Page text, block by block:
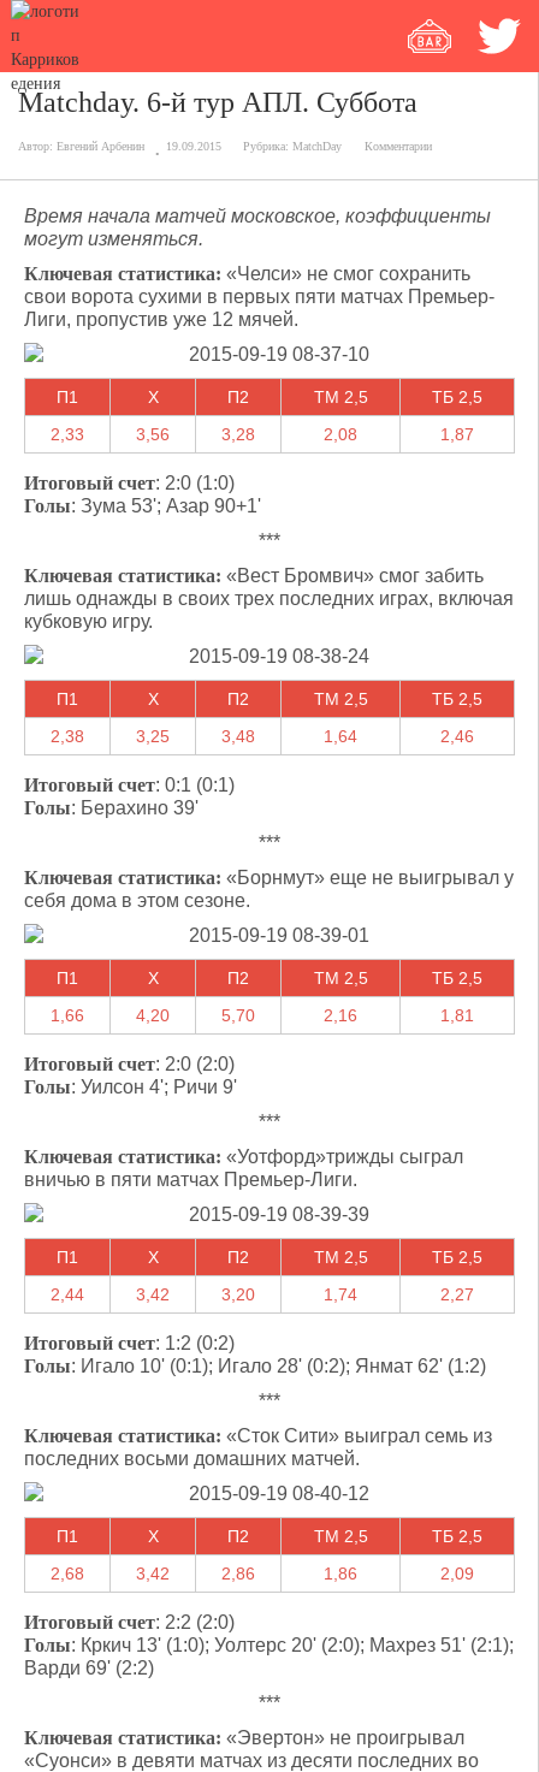
Matchday. 6-й тур АПЛ. Суббота
Автор: Евгений Арбенин 19.09.2015 Рубрика: MatchDay Комментарии
Время начала матчей московское, коэффициенты
могут изменяться.
Ключевая статистика: «Челси» не смог сохранить
свои ворота сухими в первых пяти матчах Премьер-
Лиги, пропустив уже 12 мячей.
П1 X П2 ТМ 2,5
ТБ 2,5
2,33
3,56 3,28 2,08 1,87
Итоговый счет: 2:0 (1:0)
Голы: Зума 53'; Азар 90+1'
***
Ключевая статистика: «Вест Бромвич» смог забить
лишь однажды в своих трех последних играх, включая
кубковую игру.
П1 X П2 ТМ 2,5
ТБ 2,5
2,38
3,25 3,48 1,64 2,46
Итоговый счет: 0:1 (0:1)
Голы: Берахино 39'
***
Ключевая статистика: «Борнмут» еще не выигрывал у
себя дома в этом сезоне.
П1 X П2 ТМ 2,5
ТБ 2,5
1,66
4,20 5,70 2,16 1,81
Итоговый счет: 2:0 (2:0)
Голы: Уилсон 4'; Ричи 9'
***
Ключевая статистика: «Уотфорд»трижды сыграл
вничью в пяти матчах Премьер-Лиги.
П1 X П2 ТМ 2,5
ТБ 2,5
2,44
3,42 3,20 1,74 2,27
Итоговый счет: 1:2 (0:2)
Голы: Игало 10' (0:1); Игало 28' (0:2); Янмат 62' (1:2)
***
Ключевая статистика: «Сток Сити» выиграл семь из
последних восьми домашних матчей.
П1 X П2 ТМ 2,5
ТБ 2,5
2,68
3,42 2,86 1,86 2,09
Итоговый счет: 2:2 (2:0)
Голы: Кркич 13' (1:0); Уолтерс 20' (2:0); Махрез 51' (2:1);
Варди 69' (2:2)
***
Ключевая статистика: «Эвертон» не проигрывал
«Суонси» в девяти матчах из десяти последних во